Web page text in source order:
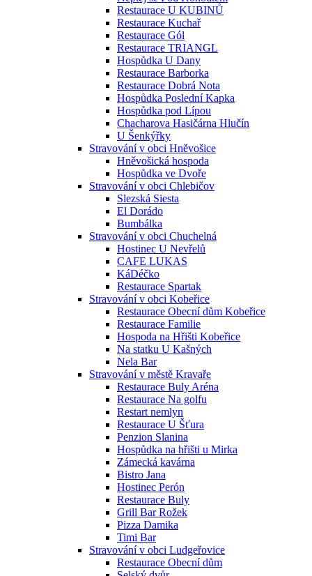
Restaurace U KUBINŮ
Restaurace Kuchař
Restaurace Gól
Restaurace TRIANGL
Hospůdka U Dany
Restaurace Barborka
Restaurace Dobrá Nota
Hospůdka Poslední Kapka
Hospůdka pod Lípou
Chacharova Hasičárna Hlučín
U Šenkýřky
Stravování v obci Hněvošice
Hněvošická hospoda
Hospůdka ve Dvoře
Stravování v obci Chlebičov
Slezská Siesta
El Dorádo
Bumbálka
Stravování v obci Chuchelná
Hostinec U Nevřelů
CAFE LUKAS
KáDéčko
Restaurace Spartak
Stravování v obci Kobeřice
Restaurace Obecní dům Kobeřice
Restaurace Familie
Hospoda na Hřišti Kobeřice
Na statku U Kašných
Nela Bar
Stravování v městě Kravaře
Restaurace Buly Aréna
Restaurace Na golfu
Restart nemlyn
Restaurace U Šťura
Penzion Slanina
Hospůdka na hřišti u Mirka
Zámecká kavárna
Bistro Jana
Hostinec Perón
Restaurace Buly
Grill Bar Rožek
Pizza Damika
Timi Bar
Stravování v obci Ludgeřovice
Restaurace Obecní dům